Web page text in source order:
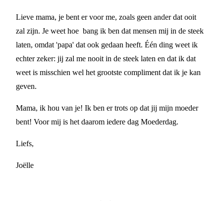
Lieve mama, je bent er voor me, zoals geen ander dat ooit
zal zijn. Je weet hoe bang ik ben dat mensen mij in de steek
laten, omdat 'papa' dat ook gedaan heeft. Één ding weet ik
echter zeker: jij zal me nooit in de steek laten en dat ik dat
weet is misschien wel het grootste compliment dat ik je kan
geven.
Mama, ik hou van je! Ik ben er trots op dat jij mijn moeder
bent! Voor mij is het daarom iedere dag Moederdag.
Liefs,
Joëlle